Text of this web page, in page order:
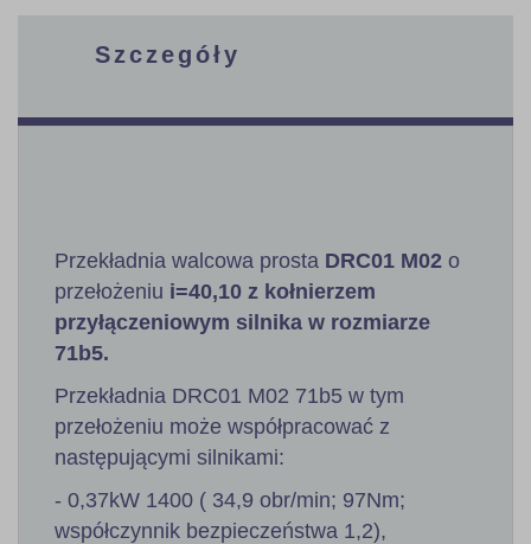
Szczegóły
Przekładnia walcowa prosta DRC01 M02 o
przełożeniu i=40,10 z kołnierzem
przyłączeniowym silnika w rozmiarze
71b5.
Przekładnia DRC01 M02 71b5 w tym
przełożeniu może współpracować z
następującymi silnikami:
- 0,37kW 1400 ( 34,9 obr/min; 97Nm;
współczynnik bezpieczeństwa 1,2),